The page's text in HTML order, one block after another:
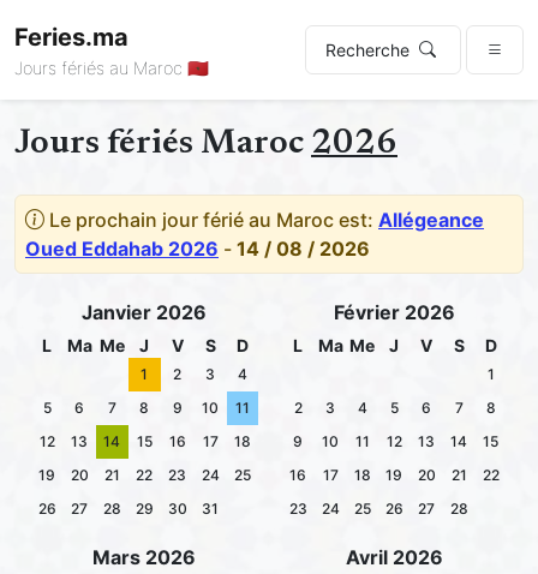
Feries.ma
Jours fériés au Maroc 🇲🇦
Recherche
Jours fériés Maroc 2026
Le prochain jour férié au Maroc est: Allégeance
Oued Eddahab 2026 - 14 / 08 / 2026
Janvier 2026
L Ma Me J V S D
1 2 3
4
5
6 7 8 9 10
11
12
13 14 15 16 17
18
19
20 21 22 23 24
25
26
27 28 29 30 31
Février 2026
L Ma Me J V S D
1
2
3 4 5 6 7
8
9
10 11 12 13 14
15
16
17 18 19 20 21
22
23
24 25 26 27 28
Mars 2026 Avril 2026